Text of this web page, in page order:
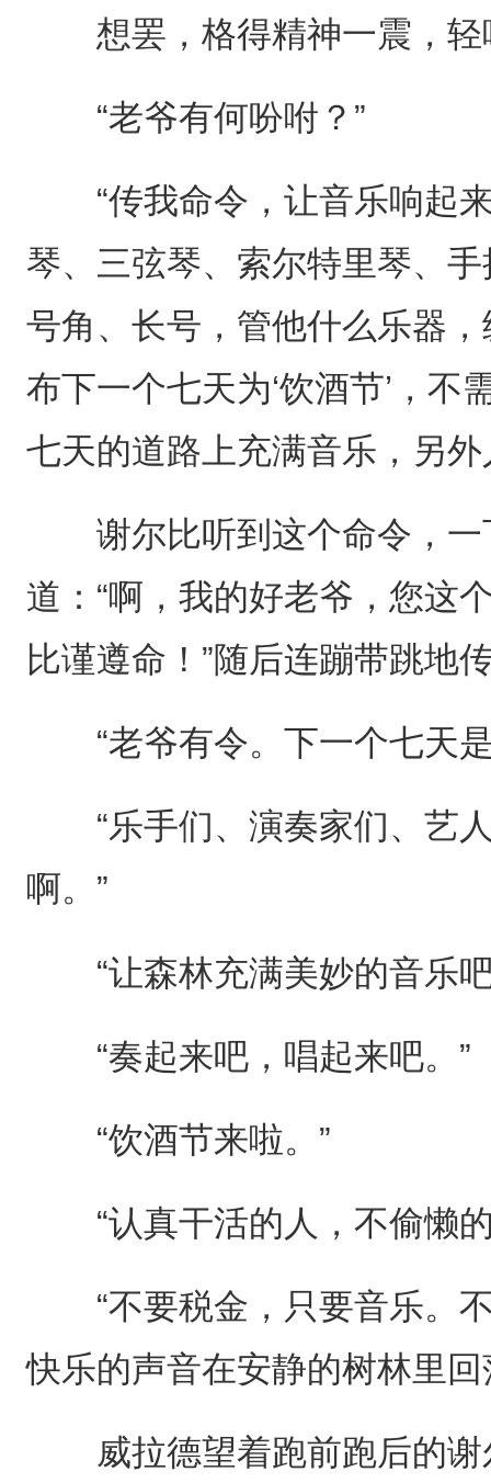
想罢，格得精神一震，轻
“老爷有何吩咐？”
“传我命令，让音乐响起来
琴、三弦琴、索尔特里琴、
号角、长号，管他什么乐器
布下一个七天为‘饮酒节’，
七天的道路上充满音乐，另
谢尔比听到这个命令，一
道：“啊，我的好老爷，您这
比谨遵命！”随后连蹦带跳地
“老爷有令。下一个七天是
“乐手们、演奏家们、艺人
啊。”
“让森林充满美妙的音乐吧
“奏起来吧，唱起来吧。”
“饮酒节来啦。”
“认真干活的人，不偷懒的
“不要税金，只要音乐。不
快乐的声音在安静的树林里回
威拉德望着跑前跑后的谢